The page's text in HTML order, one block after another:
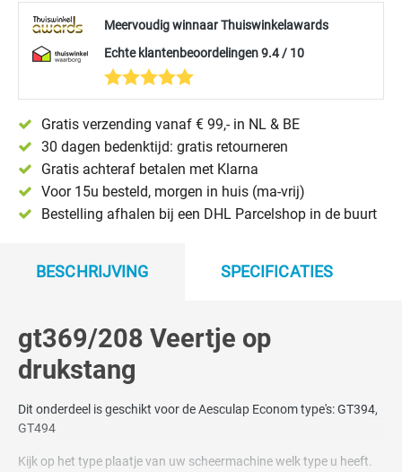
Meervoudig winnaar Thuiswinkelawards
Echte klantenbeoordelingen 9.4 / 10
Gratis verzending vanaf € 99,- in NL & BE
30 dagen bedenktijd: gratis retourneren
Gratis achteraf betalen met Klarna
Voor 15u besteld, morgen in huis (ma-vrij)
Bestelling afhalen bij een DHL Parcelshop in de buurt
BESCHRIJVING SPECIFICATIES
gt369/208 Veertje op
drukstang
Dit onderdeel is geschikt voor de Aesculap Econom type's: GT394,
GT494
Kijk op het type plaatje van uw scheermachine welk type u heeft.